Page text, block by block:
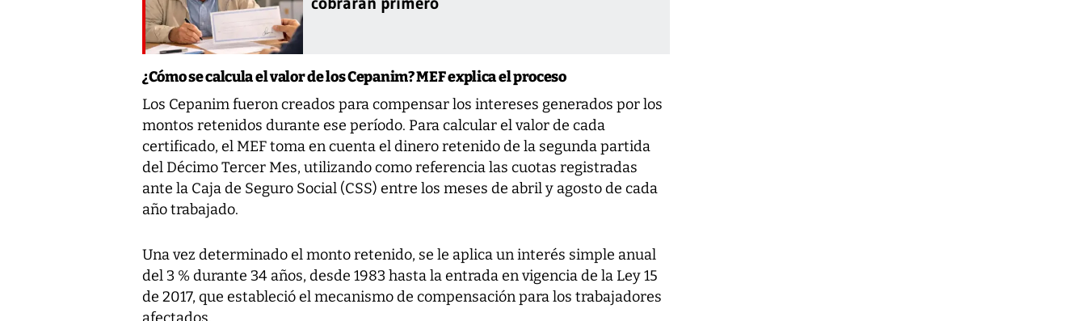
¿Cómo se calcula el valor de los Cepanim? MEF explica el proceso
Los Cepanim fueron creados para compensar los intereses generados por los
montos retenidos durante ese período. Para calcular el valor de cada
certificado, el MEF toma en cuenta el dinero retenido de la segunda partida
del Décimo Tercer Mes, utilizando como referencia las cuotas registradas
ante la Caja de Seguro Social (CSS) entre los meses de abril y agosto de cada
año trabajado.
Una vez determinado el monto retenido, se le aplica un interés simple anual
del 3 % durante 34 años, desde 1983 hasta la entrada en vigencia de la Ley 15
de 2017, que estableció el mecanismo de compensación para los trabajadores